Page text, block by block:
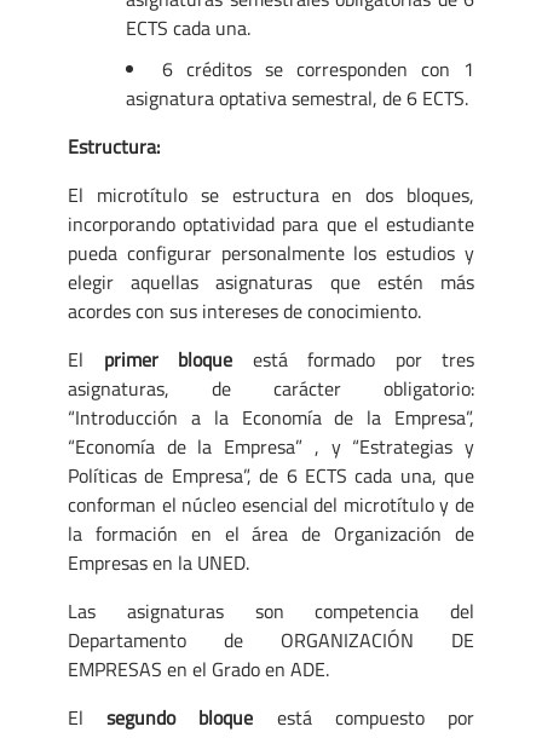
ECTS cada una.
6 créditos se corresponden con 1
asignatura optativa semestral, de 6 ECTS.
Estructura:
El microtítulo se estructura en dos bloques,
incorporando optatividad para que el estudiante
pueda configurar personalmente los estudios y
elegir aquellas asignaturas que estén más
acordes con sus intereses de conocimiento.
El primer bloque está formado por tres
asignaturas, de carácter obligatorio:
“Introducción a la Economía de la Empresa”,
“Economía de la Empresa” , y “Estrategias y
Políticas de Empresa”, de 6 ECTS cada una, que
conforman el núcleo esencial del microtítulo y de
la formación en el área de Organización de
Empresas en la UNED.
Las asignaturas son competencia del
Departamento de ORGANIZACIÓN DE
EMPRESAS en el Grado en ADE.
Elsegundo bloque está compuesto por